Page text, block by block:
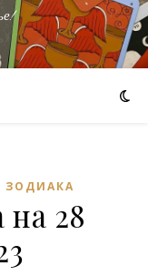
ЗОДИАКА
28